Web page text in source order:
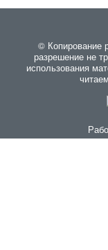
© Копирование
разрешение не
использования